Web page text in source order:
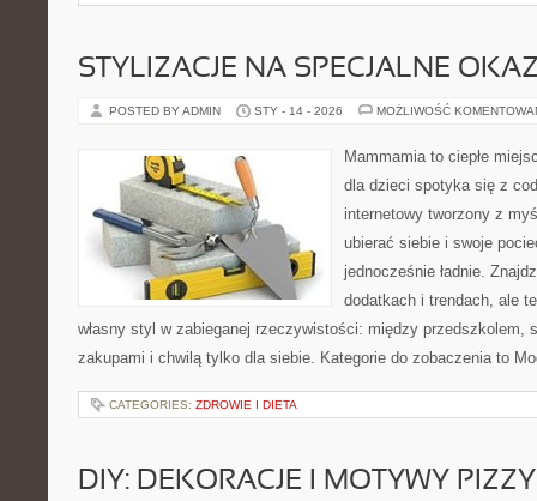
STYLIZACJE NA SPECJALNE
POSTED BY ADMIN STY - 14 - 2026 MOŻLIWOŚĆ
Mammamia to ciepłe
dla dzieci spotyka się z
internetowy tworzony z
ubierać siebie i swoje
jednocześnie ładnie.
dodatkach i trendach, ale
własny styl w zabieganej rzeczywistości: między przedszkolem,
zakupami i chwilą tylko dla siebie. Kategorie do zobaczenia to
CATEGORIES: ZDROWIE I DIETA
DIY: DEKORACJE I MOTYWY PIZZY